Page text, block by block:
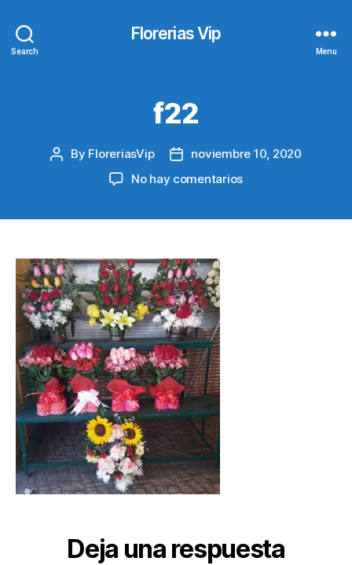
Search
Florerias Vip
Menu
f22
Post
By FloreriasVip
Postnoviembre 10, 2020
No hay comentariosen
Deja una respuesta